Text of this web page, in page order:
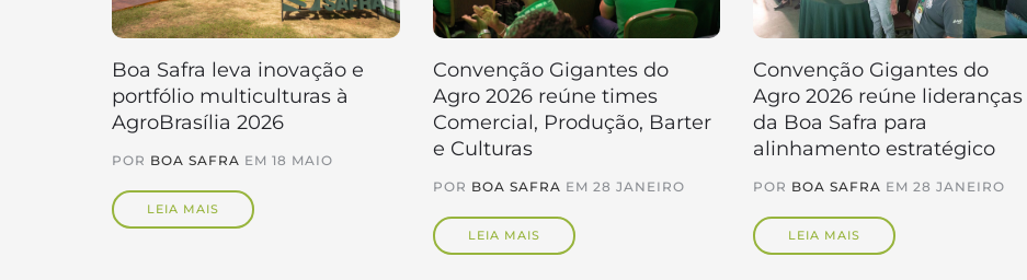
Boa Safra leva inovação e
portfólio multiculturas à
AgroBrasília 2026
POR BOA SAFRA EM 18 MAIO
LEIA MAIS
Convenção Gigantes do
Agro 2026 reúne times
Comercial, Produção, Barter
e Culturas
POR BOA SAFRA EM 28 JANEIRO
LEIA MAIS
Convenção Gigantes do
Agro 2026 reúne lideranças
da Boa Safra para
alinhamento estratégico
POR BOA SAFRA EM 28 JANEIRO
LEIA MAIS